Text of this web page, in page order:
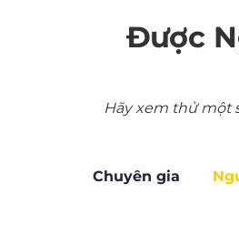
Được
Hãy xem thử một
Chuyên gia